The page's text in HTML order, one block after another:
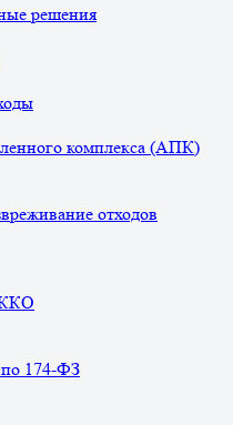
решения
комплекса (АПК)
отходов
174-ФЗ